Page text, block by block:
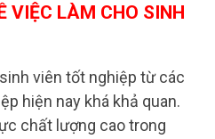
VIỆC LÀM CHO SINH
viên tốt nghiệp từ các
hiện nay khá khả quan.
chất lượng cao trong